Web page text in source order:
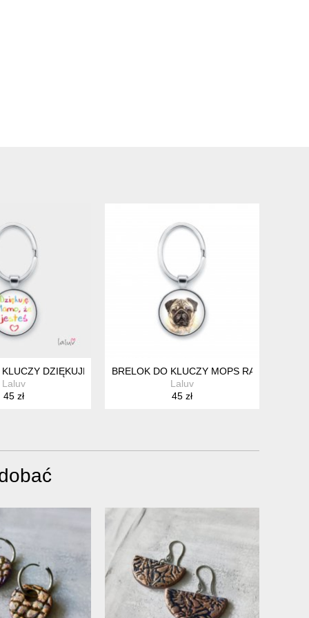
NIEJRĘCZNIE ROBIONY
DZIĘKUJĘ MAMO
Laluv
45 zł
BRELOK DO KLUCZY MOPS RASOWY PIES
Laluv
45 zł